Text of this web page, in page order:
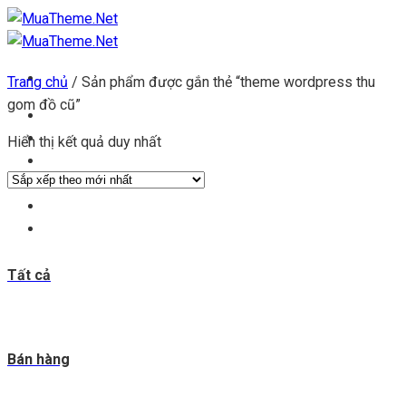
Chuyển
đến
dung
Trang chủ
Kho theme
Get theme
Trang chủ / Sản phẩm được gắn thẻ “theme wordpress thu
gom đồ cũ”
Hiển thị kết quả duy nhất
Tất cả
Bán hàng